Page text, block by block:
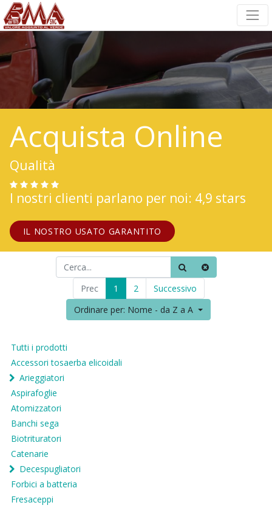
Acquista Online
Qualità
I nostri clienti parlano per noi: 4,9 stars
IL NOSTRO USATO GARANTITO
Prec 1 2
Successivo
Ordinare per: Nome - da Z a A
Tutti i prodotti
Accessori tosaerba elicoidali
Arieggiatori
Aspirafoglie
Atomizzatori
Banchi sega
Biotrituratori
Catenarie
Decespugliatori
Forbici a batteria
Fresaceppi